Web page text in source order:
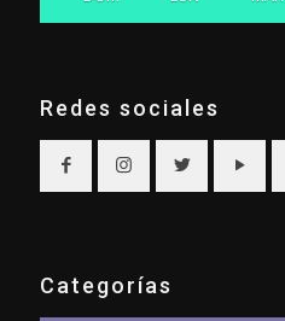
Redes sociales
Categorías